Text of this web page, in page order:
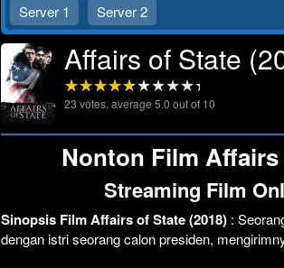
Server 1
Server 2
Affairs of State
23 votes, average 5.0 out of 10
Nonton Film
Streaming Film
Sinopsis Film Affairs of State (2018) :
dengan istri seorang calon presiden,